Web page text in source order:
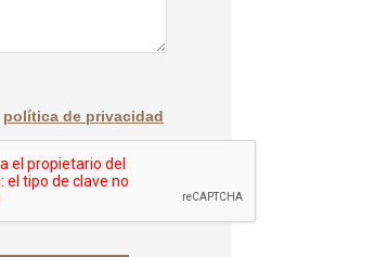
política de privacidad